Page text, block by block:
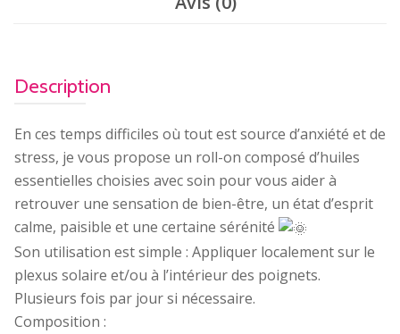
Description
En ces temps difficiles où tout est source d’anxiété et de
stress, je vous propose un roll-on composé d’huiles
essentielles choisies avec soin pour vous aider à
retrouver une sensation de bien-être, un état d’esprit
calme, paisible et une certaine sérénité
Son utilisation est simple : Appliquer localement sur le
plexus solaire et/ou à l’intérieur des poignets.
Plusieurs fois par jour si nécessaire.
Composition :